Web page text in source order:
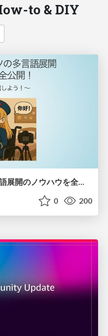
to & DIY
0 200